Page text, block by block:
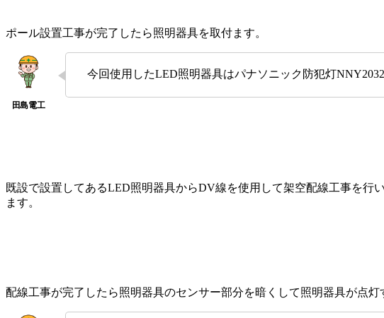
ポール設置工事が完了したら照明器具を取付ます。
今回使用したLED照明器具はパナソニック防犯灯
既設で設置してあるLED照明器具からDV線を使用して架空配線工事を
ます。
配線工事が完了したら照明器具のセンサー部分を暗くして照明器具が点灯